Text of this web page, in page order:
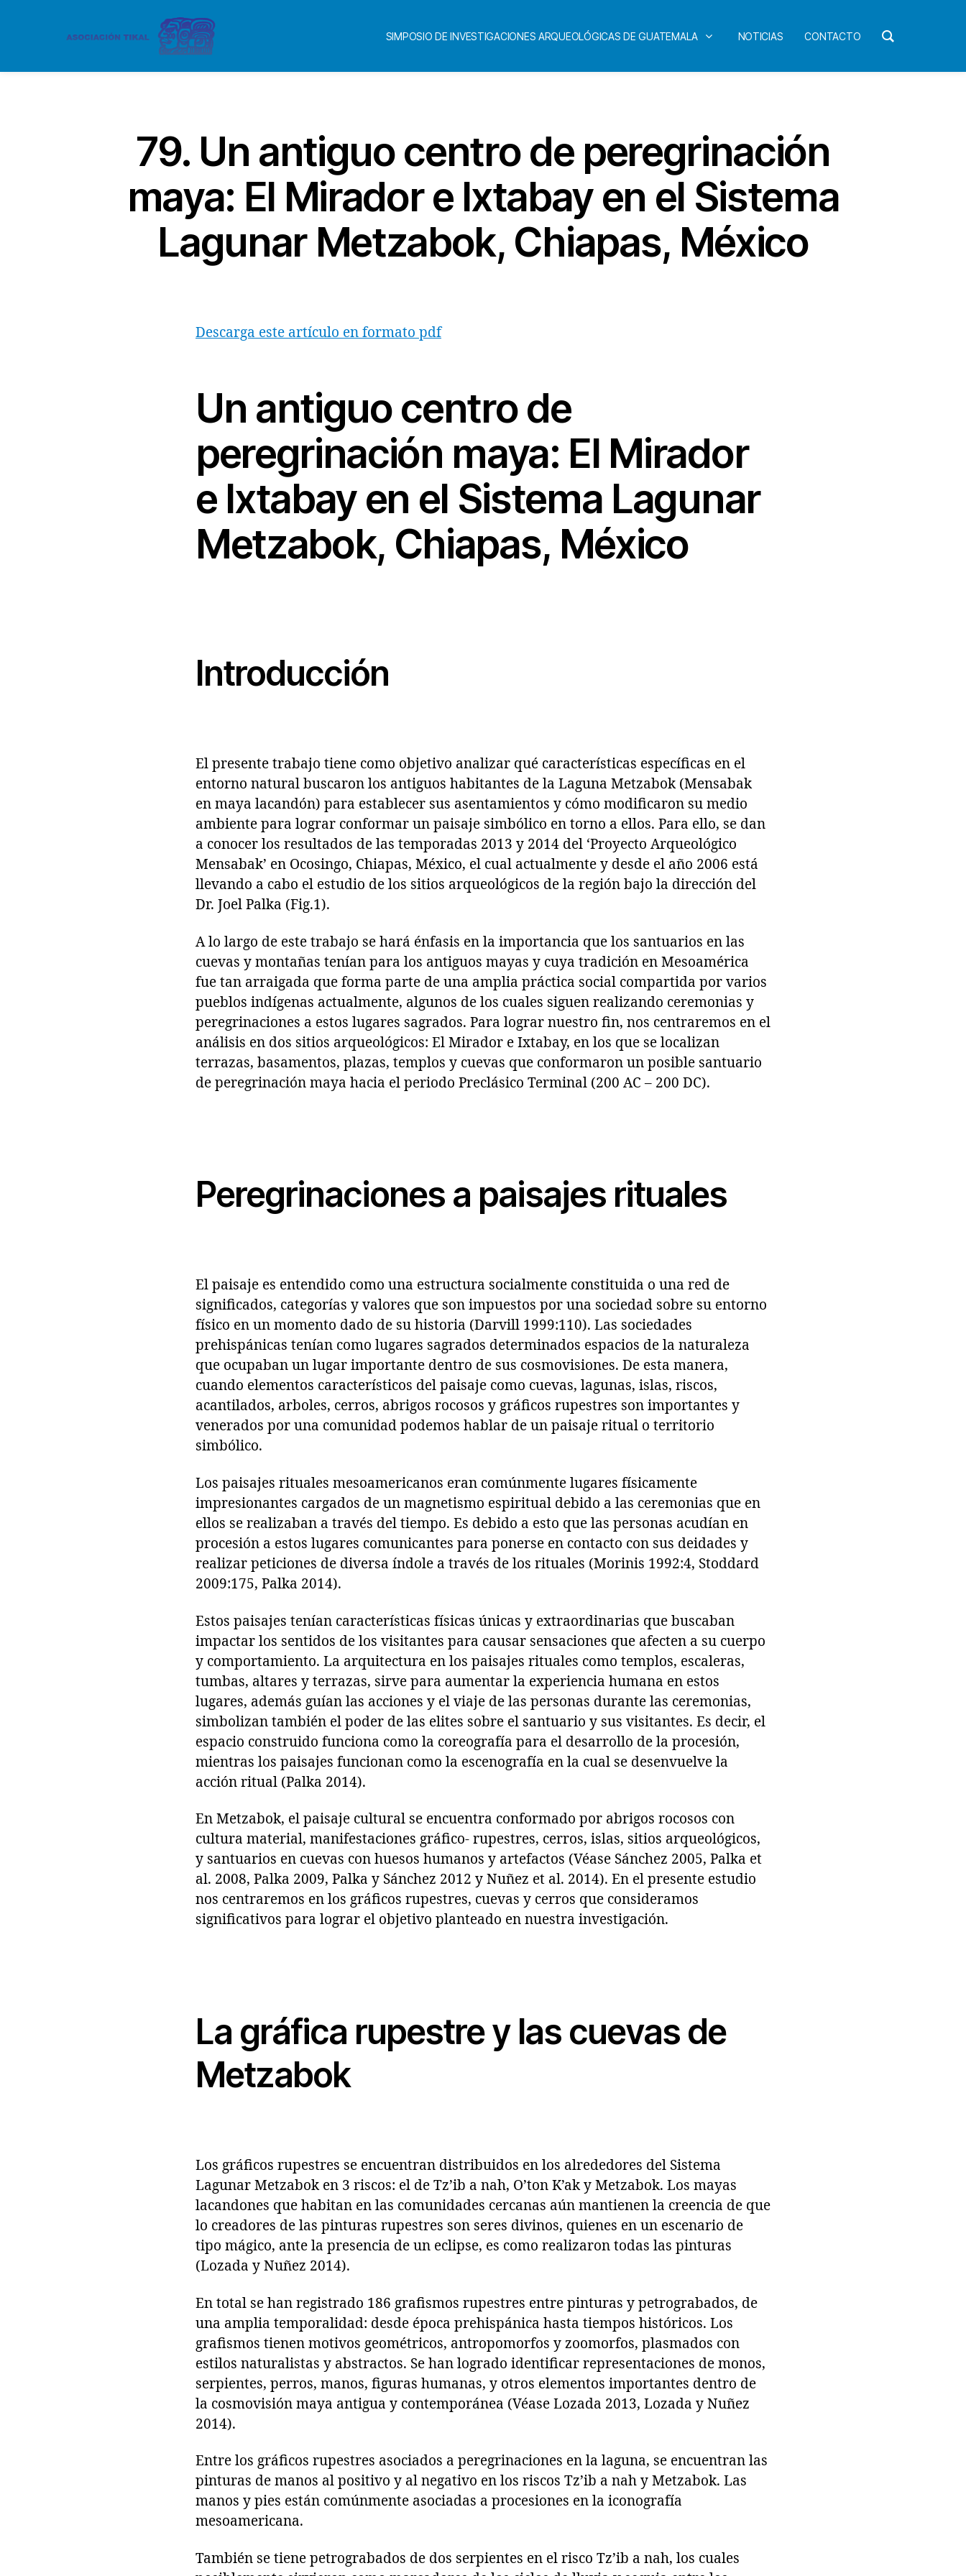
SIMPOSIO DE INVESTIGACIONES ARQUEOLÓGICAS DE GUATEMALA NOTICIAS CONTACTO
79. Un antiguo centro de peregrinación
maya: El Mirador e Ixtabay en el Sistema
Lagunar Metzabok, Chiapas, México
Descarga este artículo en formato pdf
Un antiguo centro de
peregrinación maya: El Mirador
e Ixtabay en el Sistema Lagunar
Metzabok, Chiapas, México
Introducción
El presente trabajo tiene como objetivo analizar qué características específicas en el
entorno natural buscaron los antiguos habitantes de la Laguna Metzabok (Mensabak
en maya lacandón) para establecer sus asentamientos y cómo modificaron su medio
ambiente para lograr conformar un paisaje simbólico en torno a ellos. Para ello, se dan
a conocer los resultados de las temporadas 2013 y 2014 del ‘Proyecto Arqueológico
Mensabak’ en Ocosingo, Chiapas, México, el cual actualmente y desde el año 2006 está
llevando a cabo el estudio de los sitios arqueológicos de la región bajo la dirección del
Dr. Joel Palka (Fig.1).
A lo largo de este trabajo se hará énfasis en la importancia que los santuarios en las
cuevas y montañas tenían para los antiguos mayas y cuya tradición en Mesoamérica
fue tan arraigada que forma parte de una amplia práctica social compartida por varios
pueblos indígenas actualmente, algunos de los cuales siguen realizando ceremonias y
peregrinaciones a estos lugares sagrados. Para lograr nuestro fin, nos centraremos en el
análisis en dos sitios arqueológicos: El Mirador e Ixtabay, en los que se localizan
terrazas, basamentos, plazas, templos y cuevas que conformaron un posible santuario
de peregrinación maya hacia el periodo Preclásico Terminal (200 AC – 200 DC).
Peregrinaciones a paisajes rituales
El paisaje es entendido como una estructura socialmente constituida o una red de
significados, categorías y valores que son impuestos por una sociedad sobre su entorno
físico en un momento dado de su historia (Darvill 1999:110). Las sociedades
prehispánicas tenían como lugares sagrados determinados espacios de la naturaleza
que ocupaban un lugar importante dentro de sus cosmovisiones. De esta manera,
cuando elementos característicos del paisaje como cuevas, lagunas, islas, riscos,
acantilados, arboles, cerros, abrigos rocosos y gráficos rupestres son importantes y
venerados por una comunidad podemos hablar de un paisaje ritual o territorio
simbólico.
Los paisajes rituales mesoamericanos eran comúnmente lugares físicamente
impresionantes cargados de un magnetismo espiritual debido a las ceremonias que en
ellos se realizaban a través del tiempo. Es debido a esto que las personas acudían en
procesión a estos lugares comunicantes para ponerse en contacto con sus deidades y
realizar peticiones de diversa índole a través de los rituales (Morinis 1992:4, Stoddard
2009:175, Palka 2014).
Estos paisajes tenían características físicas únicas y extraordinarias que buscaban
impactar los sentidos de los visitantes para causar sensaciones que afecten a su cuerpo
y comportamiento. La arquitectura en los paisajes rituales como templos, escaleras,
tumbas, altares y terrazas, sirve para aumentar la experiencia humana en estos
lugares, además guían las acciones y el viaje de las personas durante las ceremonias,
simbolizan también el poder de las elites sobre el santuario y sus visitantes. Es decir, el
espacio construido funciona como la coreografía para el desarrollo de la procesión,
mientras los paisajes funcionan como la escenografía en la cual se desenvuelve la
acción ritual (Palka 2014).
En Metzabok, el paisaje cultural se encuentra conformado por abrigos rocosos con
cultura material, manifestaciones gráfico- rupestres, cerros, islas, sitios arqueológicos,
y santuarios en cuevas con huesos humanos y artefactos (Véase Sánchez 2005, Palka et
al. 2008, Palka 2009, Palka y Sánchez 2012 y Nuñez et al. 2014). En el presente estudio
nos centraremos en los gráficos rupestres, cuevas y cerros que consideramos
significativos para lograr el objetivo planteado en nuestra investigación.
La gráfica rupestre y las cuevas de
Metzabok
Los gráficos rupestres se encuentran distribuidos en los alrededores del Sistema
Lagunar Metzabok en 3 riscos: el de Tz’ib a nah, O’ton K’ak y Metzabok. Los mayas
lacandones que habitan en las comunidades cercanas aún mantienen la creencia de que
lo creadores de las pinturas rupestres son seres divinos, quienes en un escenario de
tipo mágico, ante la presencia de un eclipse, es como realizaron todas las pinturas
(Lozada y Nuñez 2014).
En total se han registrado 186 grafismos rupestres entre pinturas y petrograbados, de
una amplia temporalidad: desde época prehispánica hasta tiempos históricos. Los
grafismos tienen motivos geométricos, antropomorfos y zoomorfos, plasmados con
estilos naturalistas y abstractos. Se han logrado identificar representaciones de monos,
serpientes, perros, manos, figuras humanas, y otros elementos importantes dentro de
la cosmovisión maya antigua y contemporánea (Véase Lozada 2013, Lozada y Nuñez
2014).
Entre los gráficos rupestres asociados a peregrinaciones en la laguna, se encuentran las
pinturas de manos al positivo y al negativo en los riscos Tz’ib a nah y Metzabok. Las
manos y pies están comúnmente asociadas a procesiones en la iconografía
mesoamericana.
También se tiene petrograbados de dos serpientes en el risco Tz’ib a nah, los cuales